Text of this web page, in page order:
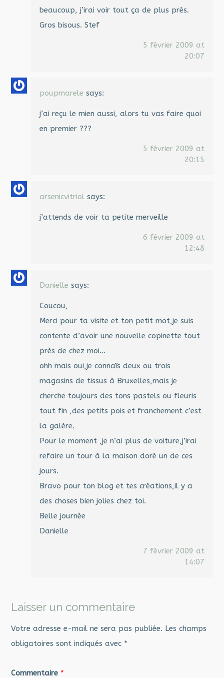
beaucoup, j’irai voir tout ça de plus près.
Gros bisous. Stef
5 février 2009 at
20:07
poupmarele says:
j’ai reçu le mien aussi, alors tu vas faire quoi
en premier ???
5 février 2009 at
20:15
arsenicvitriol says:
j’attends de voir ta petite merveille
6 février 2009 at
12:48
Danielle says:
Coucou,
Merci pour ta visite et ton petit mot,je suis
contente d’avoir une nouvelle copinette tout
près de chez moi…
ohh mais oui,je connaîs deux ou trois
magasins de tissus à Bruxelles,mais je
cherche toujours des tons pastels ou fleuris
tout fin ,des petits pois et franchement c’est
la galère.
Pour le moment ,je n’ai plus de voiture,j’irai
refaire un tour à la maison doré un de ces
jours.
Bravo pour ton blog et tes créations,il y a
des choses bien jolies chez toi.
Belle journée
Danielle
7 février 2009 at
14:07
Laisser un commentaire
Votre adresse e-mail ne sera pas publiée. Les champs
obligatoires sont indiqués avec *
Commentaire *